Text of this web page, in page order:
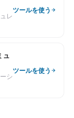
レ
ツールを使う
ュ
シ
ツールを使う